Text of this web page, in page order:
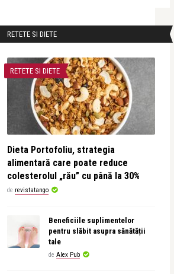
RETETE SI DIETE
RETETE SI DIETE
Dieta Portofoliu, strategia
alimentară care poate reduce
colesterolul „rău” cu până la 30%
de revistatango
Beneficiile suplimentelor
pentru slăbit asupra sănătății
tale
de Alex Pub